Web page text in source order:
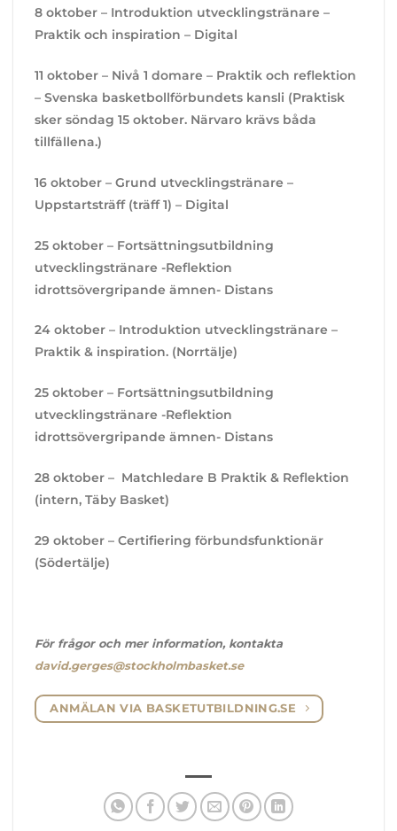
8 oktober – Introduktion utvecklingstränare –
Praktik och inspiration – Digital
11 oktober – Nivå 1 domare – Praktik och reflektion
– Svenska basketbollförbundets kansli (Praktisk
sker söndag 15 oktober. Närvaro krävs båda
tillfällena.)
16 oktober – Grund utvecklingstränare –
Uppstartsträff (träff 1) – Digital
25 oktober – Fortsättningsutbildning
utvecklingstränare -Reflektion
idrottsövergripande ämnen- Distans
24 oktober – Introduktion utvecklingstränare –
Praktik & inspiration. (Norrtälje)
25 oktober – Fortsättningsutbildning
utvecklingstränare -Reflektion
idrottsövergripande ämnen- Distans
28 oktober – Matchledare B Praktik & Reflektion
(intern, Täby Basket)
29 oktober – Certifiering förbundsfunktionär
(Södertälje)
För frågor och mer information, kontakta
david.gerges@stockholmbasket.se
ANMÄLAN VIA BASKETUTBILDNING.SE